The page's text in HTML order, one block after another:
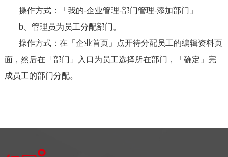
操作方式：「我的-企业管理-部门管理-添加部门」
b、管理员为员工分配部门。
操作方式：在「企业首页」点开待分配员工的编辑资料页
面，然后在「部门」入口为员工选择所在部门，「确定」完
成员工的部门分配。